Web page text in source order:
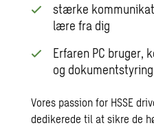
stærke
lære fra dig
Erfaren PC bruger,
og dokumentstyring
Vores passion for HSSE
dedikerede til at sikre de